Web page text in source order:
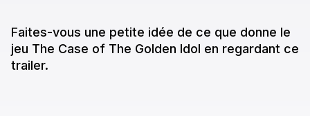
Faites-vous une petite idée de ce que donne le
jeu The Case of The Golden Idol en regardant ce
trailer.